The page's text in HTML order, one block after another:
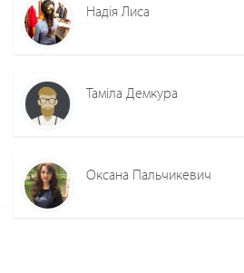
Надія Лиса
Таміла Демкура
Оксана Пальчикевич